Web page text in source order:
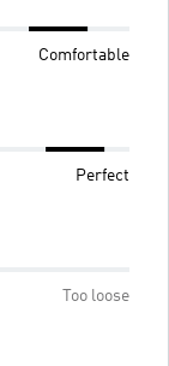
Comfortable
Perfect
Too loose